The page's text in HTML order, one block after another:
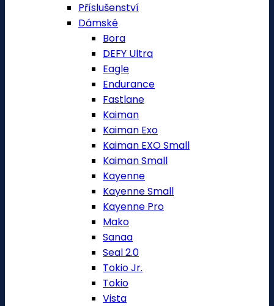
Příslušenství
Dámské
Bora
DEFY Ultra
Eagle
Endurance
Fastlane
Kaiman
Kaiman Exo
Kaiman EXO Small
Kaiman Small
Kayenne
Kayenne Small
Kayenne Pro
Mako
Sanaa
Seal 2.0
Tokio Jr.
Tokio
Vista